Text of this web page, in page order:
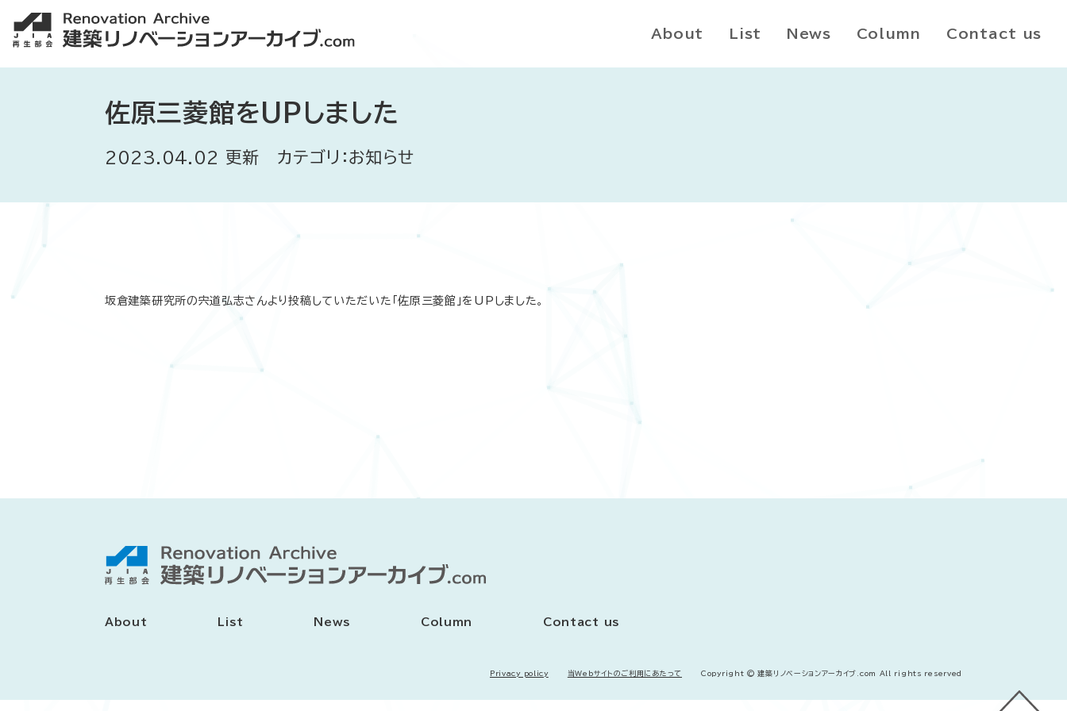
About List News Column Contact us
佐原三菱館をUPしました
2023.04.02 更新 カテゴリ：お知らせ
坂倉建築研究所の宍道弘志さんより投稿していただいた「佐原三菱館」をUPしました。
About List News Column Contact us
Privacy policy 当Webサイトのご利用にあたって Copyright © 建築リノベーションアーカイブ.com All rights reserved